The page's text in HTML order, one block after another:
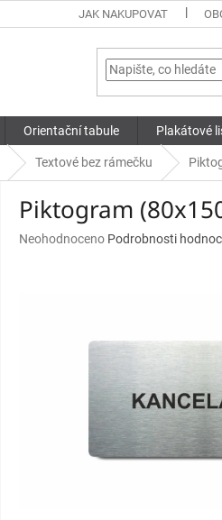
JAK NAKUPOVAT
Orientační tabule Plakátové
Textové bez rámečku
Piktogram
Průměrné
Neohodnoceno Podrobnosti